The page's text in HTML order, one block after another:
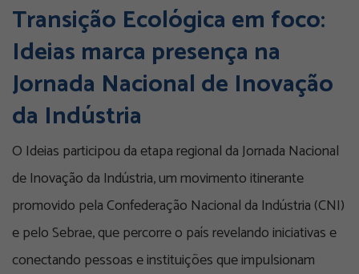
Transição Ecológica em foco:
Ideias marca presença na
Jornada Nacional de Inovação
da Indústria
O Ideias participou da etapa regional da Jornada Nacional
de Inovação da Indústria, um movimento itinerante
promovido pela Confederação Nacional da Indústria (CNI)
e pelo Sebrae, que percorre o país revelando iniciativas e
conectando pessoas e instituições que impulsionam